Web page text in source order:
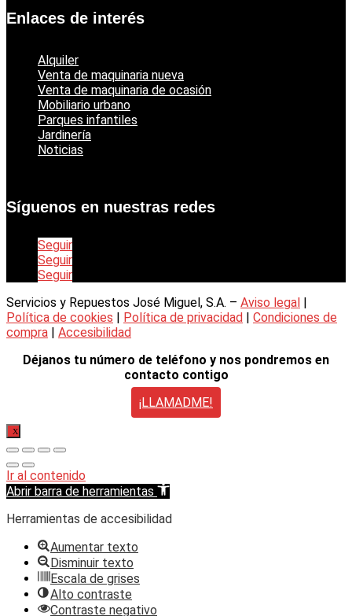
Enlaces de interés
Alquiler
Venta de maquinaria nueva
Venta de maquinaria de ocasión
Mobiliario urbano
Parques infantiles
Jardinería
Noticias
Síguenos en nuestras redes
Seguir
Seguir
Seguir
Servicios y Repuestos José Miguel, S.A. – Aviso legal |
Política de cookies | Política de privacidad | Condiciones de
compra | Accesibilidad
Déjanos tu número de teléfono y nos pondremos en
contacto contigo
¡LLAMADME!
X
Ir al contenido
Abrir barra de herramientas
Herramientas de accesibilidad
Aumentar texto
Disminuir texto
Escala de grises
Alto contraste
Contraste negativo